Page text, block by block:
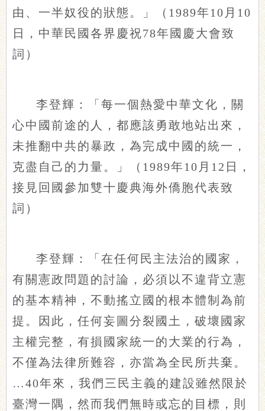
由、一半奴役的狀態。」（1989年10月10
日，中華民國各界慶祝78年國慶大會致
詞）
李登輝：「每一個熱愛中華文化，關
心中國前途的人，都應該勇敢地站出來，
未推翻中共的暴政，為完成中國的統一，
克盡自己的力量。」（1989年10月12日，
接見回國參加雙十慶典海外僑胞代表致
詞）
李登輝：「在任何民主法治的國家，
有關憲政問題的討論，必須以不違背立憲
的基本精神，不動搖立國的根本體制為前
提。因此，任何妄圖分裂國土，破壞國家
主權完整，有損國家統一的大業的行為，
不僅為法律所難容，亦當為全民所共棄。
…40年來，我們三民主義的建設雖然限於
臺灣一隅，然而我們無時或忘的目標，則